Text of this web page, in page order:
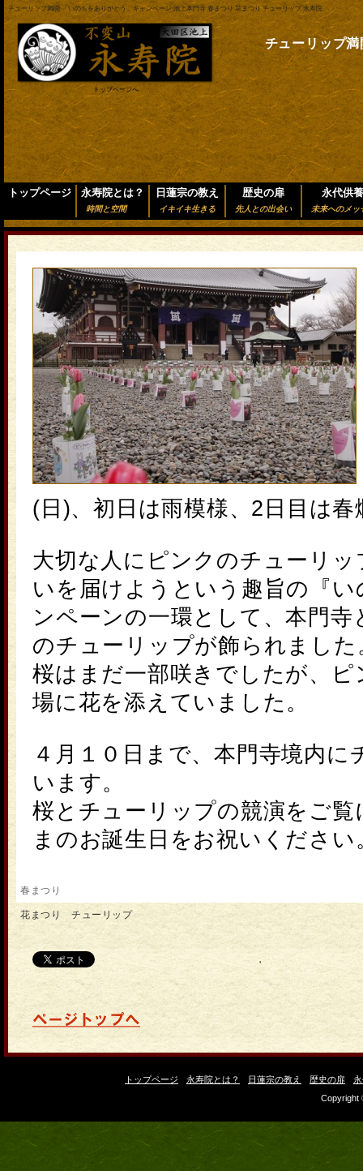
チューリップ満開 「いのちをありがとう」キャンペーン 池上本門寺 春まつり 花まつり チューリップ 永寿院
チューリップ
トップページへ
トップページ 永寿院とは？
時間と空間
日蓮宗の教え
イキイキ生きる
歴史の扉
先人との出会い
永代供
未来へのメッ
(日)、初日は雨模様、2日目は
大切な人にピンクのチューリッ
いを届けようという趣旨の『
ンペーンの一環として、本門
のチューリップが飾られました
桜はまだ一部咲きでしたが、ピ
場に花を添えていました。
４月１０日まで、本門寺境内に
います。
桜と チューリップの競演をご
まのお誕生日をお祝いください
春まつり
花まつり チューリップ
'
トップページ 永寿院とは？ 日蓮宗の教え 歴史の扉
Copyright